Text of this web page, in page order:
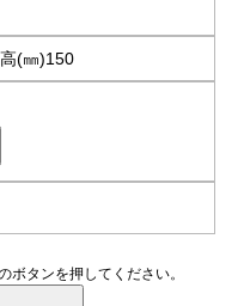
(㎜)150
ボタンを押してください。